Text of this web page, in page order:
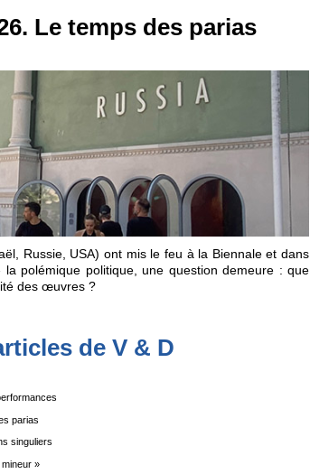
Le temps des parias
Russie, USA) ont mis le feu à la Biennale et dans
la polémique politique, une question demeure : que
des œuvres ?
de V & D
parias
singuliers
mineur »